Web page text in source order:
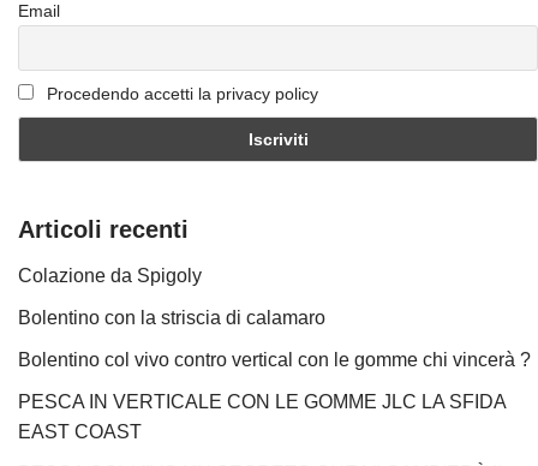
Email
Procedendo accetti la privacy policy
Articoli recenti
Colazione da Spigoly
Bolentino con la striscia di calamaro
Bolentino col vivo contro vertical con le gomme chi vincerà ?
PESCA IN VERTICALE CON LE GOMME JLC LA SFIDA
EAST COAST